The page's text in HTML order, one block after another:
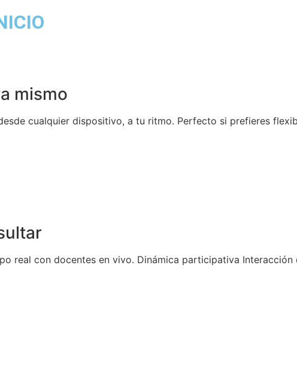
mismo
cualquier dispositivo, a tu ritmo. Perfecto si prefieres
real con docentes en vivo. Dinámica participativa